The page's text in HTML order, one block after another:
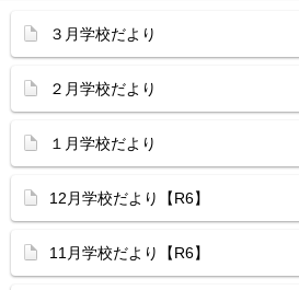
３月学校だより
２月学校だより
１月学校だより
12月学校だより【R6】
11月学校だより【R6】